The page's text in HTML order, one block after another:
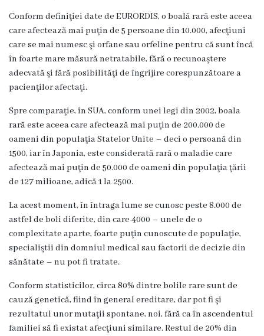
g
r
a
m
a
C
o
n
d
u
c
e
e
a
Conform definiţiei date de EURORDIS, o boală rară este aceea
care afectează mai puţin de 5 persoane din 10.000, afecţiuni
care se mai numesc şi orfane sau orfeline pentru că sunt încă
în foarte mare măsură netratabile, fără o recunoaştere
adecvată şi fără posibilităţi de îngrijire corespunzătoare a
pacienţilor afectaţi.
Spre comparaţie, în SUA, conform unei legi din 2002, boala
rară este aceea care afectează mai puţin de 200.000 de
oameni din populaţia Statelor Unite – deci o persoană din
1500, iar în Japonia, este considerată rară o maladie care
afectează mai puţin de 50.000 de oameni din populaţia ţării
de 127 milioane, adică 1 la 2500.
La acest moment, în întraga lume se cunosc peste 8.000 de
astfel de boli diferite, din care 4000 – unele de o
complexitate aparte, foarte puţin cunoscute de populaţie,
specialiştii din domniul medical sau factorii de decizie din
sănătate – nu pot fi tratate.
Conform statisticilor, circa 80% dintre bolile rare sunt de
cauză genetică, fiind în general ereditare, dar pot fi şi
rezultatul unor mutaţii spontane, noi, fără ca în ascendentul
familiei să fi existat afecţiuni similare. Restul de 20% din